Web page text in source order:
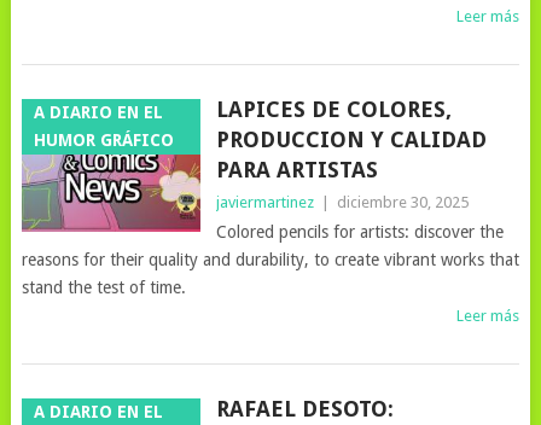
Leer más
A DIARIO EN EL
HUMOR GRÁFICO
LAPICES DE COLORES,
PRODUCCION Y CALIDAD
PARA ARTISTAS
javiermartinez diciembre 30, 2025
Colored pencils for artists: discover the
reasons for their quality and durability, to create vibrant works that
stand the test of time.
Leer más
A DIARIO EN EL
RAFAEL DESOTO: